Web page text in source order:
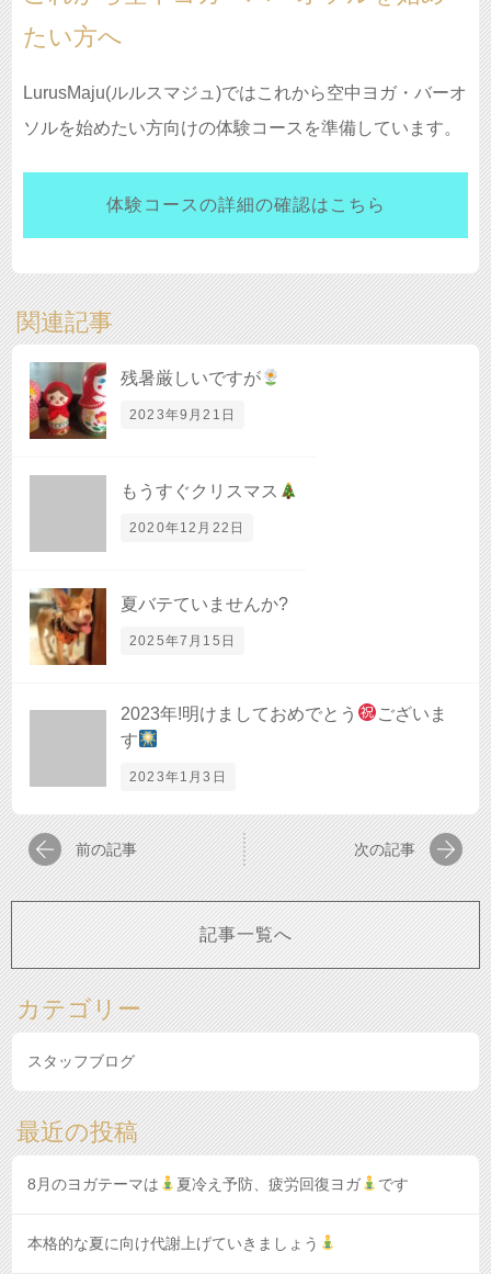
たい方へ
LurusMaju(ルルスマジュ)ではこれから空中ヨガ・バーオ
ソルを始めたい方向けの体験コースを準備しています。
体験コースの詳細の確認はこちら
関連記事
残暑厳しいですが
2023年9月21日
もうすぐクリスマス
2020年12月22日
夏バテていませんか?
2025年7月15日
2023年!明けましておめでとう
ございま
す
2023年1月3日
前の記事 次の記事
記事一覧へ
カテゴリー
スタッフブログ
最近の投稿
8月のヨガテーマは 夏冷え予防、疲労回復ヨガ です
本格的な夏に向け代謝上げていきましょう